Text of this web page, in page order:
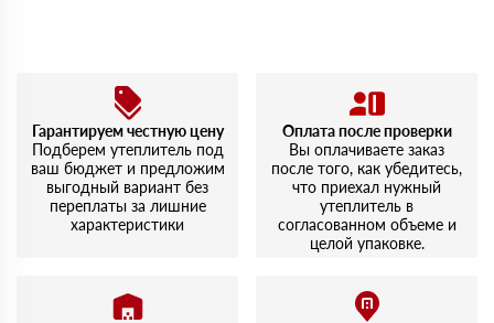
Гарантируем честную цену
Подберем утеплитель под
ваш бюджет и предложим
выгодный вариант без
переплаты за лишние
характеристики
Оплата после проверки
Вы оплачиваете заказ
после того, как убедитесь,
что приехал нужный
утеплитель в
согласованном объеме и
целой упаковке.